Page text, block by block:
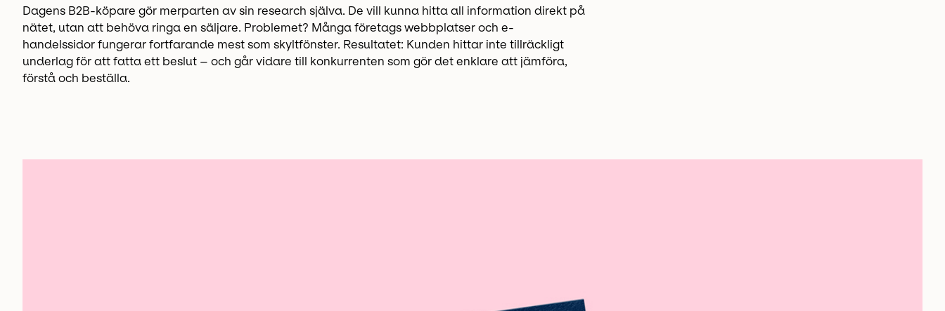
Dagens B2B-köpare gör merparten av sin research själva. De vill kunna hitta all information direkt på
nätet, utan att behöva ringa en säljare. Problemet? Många företags webbplatser och e-
handelssidor fungerar fortfarande mest som skyltfönster. Resultatet: Kunden hittar inte tillräckligt
underlag för att fatta ett beslut – och går vidare till konkurrenten som gör det enklare att jämföra,
förstå och beställa.